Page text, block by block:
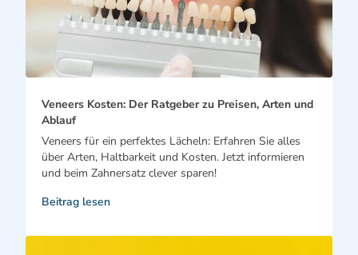
Veneers Kosten: Der Ratgeber zu Preisen, Arten und
Ablauf
Veneers für ein perfektes Lächeln: Erfahren Sie alles
über Arten, Haltbarkeit und Kosten. Jetzt informieren
und beim Zahnersatz clever sparen!
Beitrag lesen